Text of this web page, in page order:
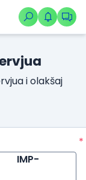
i olakšaj
*
IMP-